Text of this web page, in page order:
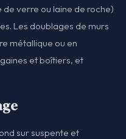
de verre ou laine de roche)
Les doublages de murs
métallique ou en
et boîtiers, et
sur suspente et